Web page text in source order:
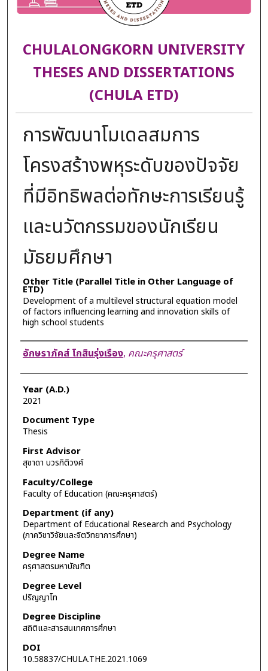
CHULALONGKORN UNIVERSITY
THESES AND DISSERTATIONS
(CHULA ETD)
การพัฒนาโมเดลสมการ
โครงสร้างพหุระดับของปัจจัย
ที่มีอิทธิพลต่อทักษะการเรียนรู้
และนวัตกรรมของนักเรียน
มัธยมศึกษา
Other Title (Parallel Title in Other Language of
ETD)
Development of a multilevel structural equation model
of factors influencing learning and innovation skills of
high school students
Author
อักษราภัคส์ โกสินรุ่งเรือง, คณะครุศาสตร์
Year (A.D.)
2021
Document Type
Thesis
First Advisor
สุชาดา บวรกิติวงศ์
Faculty/College
Faculty of Education (คณะครุศาสตร์)
Department (if any)
Department of Educational Research and Psychology
(ภาควิชาวิจัยและจิตวิทยาการศึกษา)
Degree Name
ครุศาสตรมหาบัณฑิต
Degree Level
ปริญญาโท
Degree Discipline
สถิติและสารสนเทศการศึกษา
DOI
10.58837/CHULA.THE.2021.1069